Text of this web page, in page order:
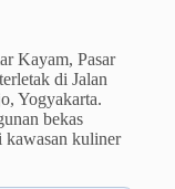
Kayam, Pasar
di Jalan
Yogyakarta.
bekas
kawasan kuliner